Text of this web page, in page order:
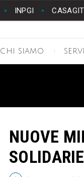
INPGI CASAGIT
CHI SIAMO
NUOVE